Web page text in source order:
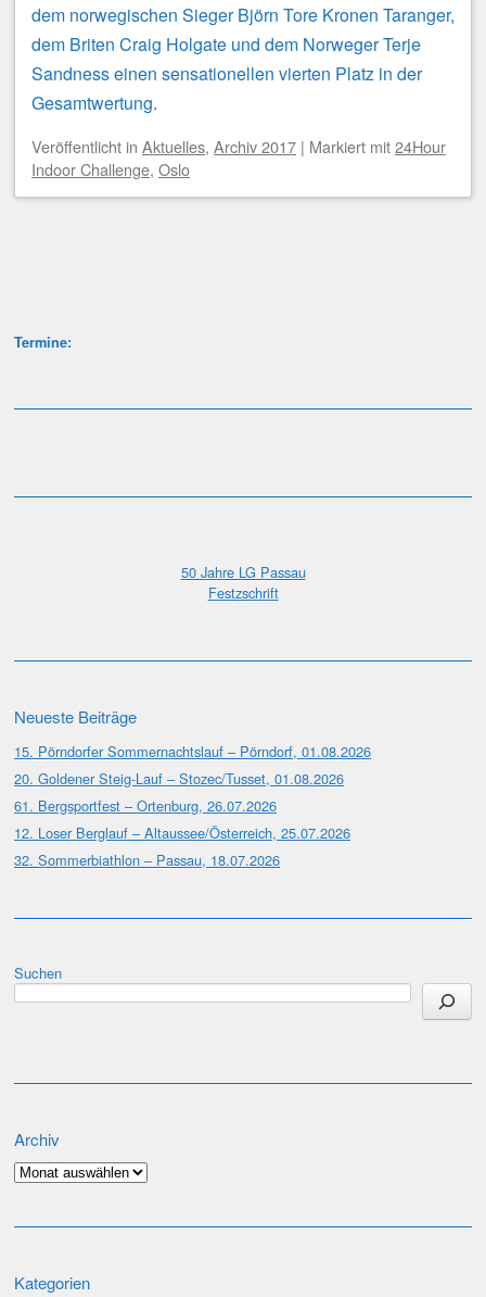
dem norwegischen Sieger Björn Tore Kronen Taranger,
dem Briten Craig Holgate und dem Norweger Terje
Sandness einen sensationellen vierten Platz in der
Gesamtwertung.
Veröffentlicht in Aktuelles, Archiv 2017 | Markiert mit24Hour
Indoor Challenge, Oslo
Termine:
50 Jahre LG Passau
Festzschrift
Neueste Beiträge
15. Pörndorfer Sommernachtslauf – Pörndorf, 01.08.2026
20. Goldener Steig-Lauf – Stozec/Tusset, 01.08.2026
61. Bergsportfest – Ortenburg, 26.07.2026
12. Loser Berglauf – Altaussee/Österreich, 25.07.2026
32. Sommerbiathlon – Passau, 18.07.2026
Suchen
Archiv
Archiv
Kategorien